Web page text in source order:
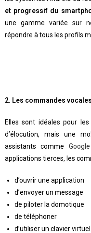
et progressif du
une gamme variée sur
répondre à tous les profils
2. Les commandes vocales
Elles sont idéales pour
d’élocution, mais une
assistants comme
applications tierces, les
d’ouvrir une application
d’envoyer un message
de piloter la domotique
de téléphoner
d’utiliser un clavier virtuel